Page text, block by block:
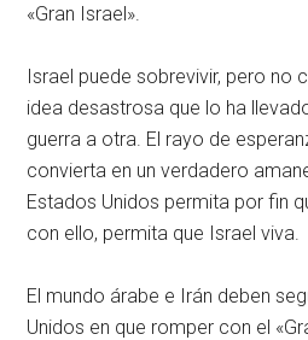
«Gran Israel».
Israel puede sobrevivir, pero no
idea desastrosa que lo ha
guerra a otra. El rayo de
convierta en un verdadero
Estados Unidos permita por fin
con ello, permita que Israel viva.
El mundo árabe e Irán deben
Unidos en que romper con el